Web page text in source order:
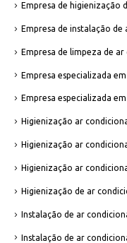
Empresa de higienização
Empresa de instalação de
Empresa de limpeza de
Empresa especializada
Empresa especializada
Higienização ar
Higienização ar
Higienização ar
Higienização de ar
Instalação de ar
Instalação de ar